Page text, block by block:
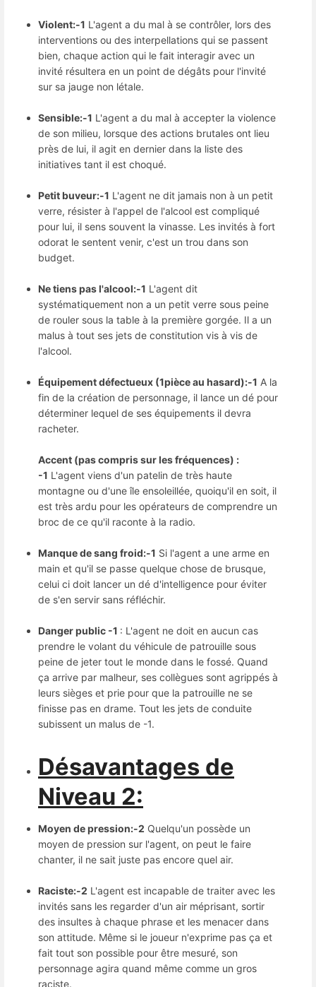
Violent:-1 L'agent a du mal à se contrôler, lors des
interventions ou des interpellations qui se passent
bien, chaque action qui le fait interagir avec un
invité résultera en un point de dégâts pour l'invité
sur sa jauge non létale.
Sensible:-1 L'agent a du mal à accepter la violence
de son milieu, lorsque des actions brutales ont lieu
près de lui, il agit en dernier dans la liste des
initiatives tant il est choqué.
Petit buveur:-1 L'agent ne dit jamais non à un petit
verre, résister à l'appel de l'alcool est compliqué
pour lui, il sens souvent la vinasse. Les invités à fort
odorat le sentent venir, c'est un trou dans son
budget.
Ne tiens pas l'alcool:-1 L'agent dit
systématiquement non a un petit verre sous peine
de rouler sous la table à la première gorgée. Il a un
malus à tout ses jets de constitution vis à vis de
l'alcool.
Équipement défectueux (1pièce au hasard):-1 A la
fin de la création de personnage, il lance un dé pour
déterminer lequel de ses équipements il devra
racheter.
Accent (pas compris sur les fréquences) :
-1 L'agent viens d'un patelin de très haute
montagne ou d'une île ensoleillée, quoiqu'il en soit, il
est très ardu pour les opérateurs de comprendre un
broc de ce qu'il raconte à la radio.
Manque de sang froid:-1 Si l'agent a une arme en
main et qu'il se passe quelque chose de brusque,
celui ci doit lancer un dé d'intelligence pour éviter
de s'en servir sans réfléchir.
Danger public -1 : L'agent ne doit en aucun cas
prendre le volant du véhicule de patrouille sous
peine de jeter tout le monde dans le fossé. Quand
ça arrive par malheur, ses collègues sont agrippés à
leurs sièges et prie pour que la patrouille ne se
finisse pas en drame. Tout les jets de conduite
subissent un malus de -1.
Désavantages de
Niveau 2:
Moyen de pression:-2 Quelqu'un possède un
moyen de pression sur l'agent, on peut le faire
chanter, il ne sait juste pas encore quel air.
Raciste:-2 L'agent est incapable de traiter avec les
invités sans les regarder d'un air méprisant, sortir
des insultes à chaque phrase et les menacer dans
son attitude. Même si le joueur n'exprime pas ça et
fait tout son possible pour être mesuré, son
personnage agira quand même comme un gros
raciste.